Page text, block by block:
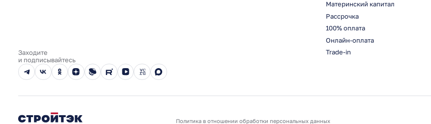
Заходите
и подписывайтесь
Материнский капитал
Рассрочка
100% оплата
Онлайн-оплата
Trade-in
Политика в отношении обработки персональных данных